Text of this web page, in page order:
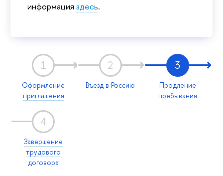
информация здесь.
1
Оформление
приглашения
2
Въезд в Россию
3
Продление
пребывания
4
Завершение
трудового
договора